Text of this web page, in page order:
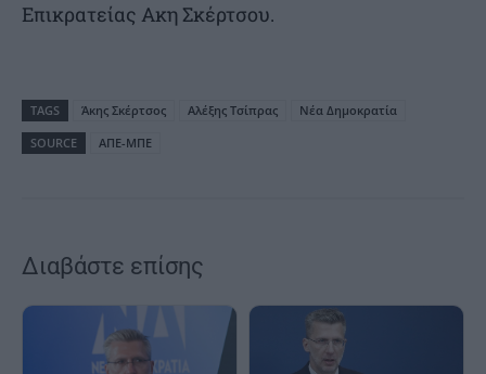
Επικρατείας Ακη Σκέρτσου.
TAGS Άκης Σκέρτσος Αλέξης Τσίπρας
Νέα Δημοκρατία
SOURCE
ΑΠΕ-ΜΠΕ
Διαβάστε επίσης